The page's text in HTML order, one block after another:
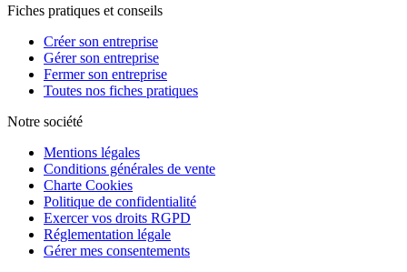
Fiches pratiques et conseils
Créer son entreprise
Gérer son entreprise
Fermer son entreprise
Toutes nos fiches pratiques
Notre société
Mentions légales
Conditions générales de vente
Charte Cookies
Politique de confidentialité
Exercer vos droits RGPD
Réglementation légale
Gérer mes consentements